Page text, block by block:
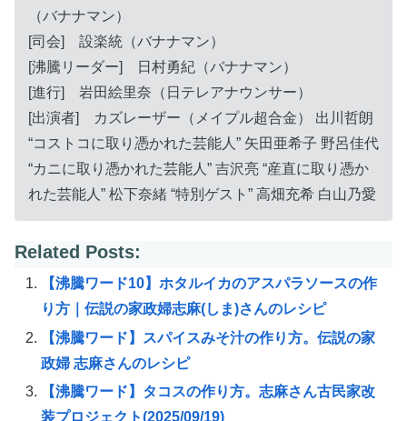
（バナナマン）
[司会] 設楽統（バナナマン）
[沸騰リーダー] 日村勇紀（バナナマン）
[進行] 岩田絵里奈（日テレアナウンサー）
[出演者] カズレーザー（メイプル超合金） 出川哲朗
“コストコに取り憑かれた芸能人” 矢田亜希子 野呂佳代
“カニに取り憑かれた芸能人” 吉沢亮 “産直に取り憑か
れた芸能人” 松下奈緒 “特別ゲスト” 高畑充希 白山乃愛
Related Posts:
【沸騰ワード10】ホタルイカのアスパラソースの作
り方｜伝説の家政婦志麻(しま)さんのレシピ
【沸騰ワード】スパイスみそ汁の作り方。伝説の家
政婦 志麻さんのレシピ
【沸騰ワード】タコスの作り方。志麻さん古民家改
装プロジェクト(2025/09/19)